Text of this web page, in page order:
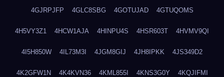
4GJRPJFP 4GLC8SBG 4GOTUJAD 4GTUQOMS
4H5VY3Z1 4HCW1AJA 4HINPU4S 4HSR603T 4HVMV9QI
4I5H850W 4IL73M3I 4JGM8GIJ 4JH8IPKK 4JS349D2
4K2GFW1N 4K4KVN36 4KML855I 4KNS3G0Y 4KQJIFMI